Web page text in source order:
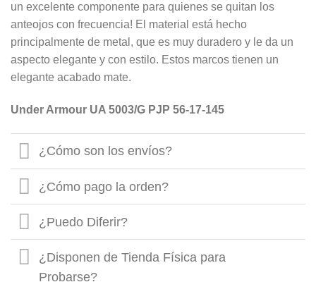
un excelente componente para quienes se quitan los
anteojos con frecuencia! El material está hecho
principalmente de metal, que es muy duradero y le da un
aspecto elegante y con estilo. Estos marcos tienen un
elegante acabado mate.
Under Armour UA 5003/G PJP 56-17-145
¿Cómo son los envíos?
¿Cómo pago la orden?
¿Puedo Diferir?
¿Disponen de Tienda Física para
Probarse?